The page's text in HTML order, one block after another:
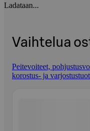
Ladataan...
Vaihtelua
Peitevoiteet,
korostus- ja